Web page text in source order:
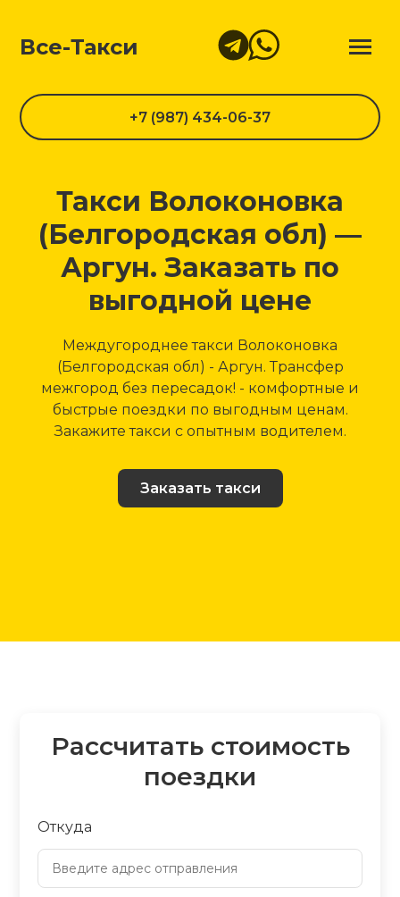
Все-Такси
+7 (987) 434-06-37
Такси Волоконовка
(Белгородская обл) —
Аргун. Заказать по
выгодной цене
Междугороднее такси Волоконовка
(Белгородская обл) - Аргун. Трансфер
межгород без пересадок! - комфортные и
быстрые поездки по выгодным ценам.
Закажите такси с опытным водителем.
Заказать такси
Рассчитать стоимость
поездки
Откуда